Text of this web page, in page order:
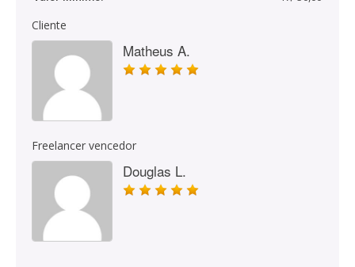
Cliente
Matheus A.
Freelancer vencedor
Douglas L.